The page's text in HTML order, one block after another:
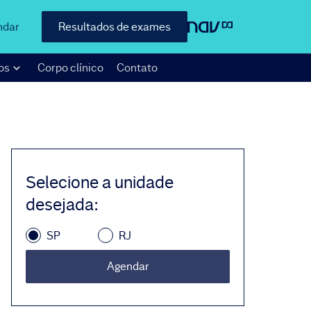
Resultados de exames
Corpo clínico Contato
Selecione a unidade
desejada:
SP RJ
Agendar